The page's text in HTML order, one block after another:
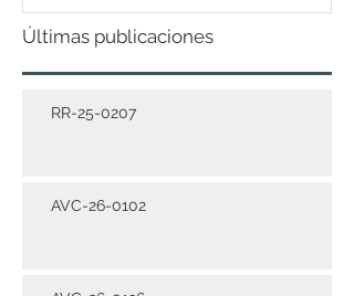
Últimas publicaciones
RR-25-0207
AVC-26-0102